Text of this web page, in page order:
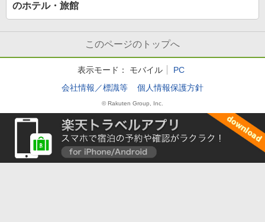
のホテル・旅館
このページのトップへ
表示モード： モバイル
PC
会社情報／標識等
個人情報保護方針
© Rakuten Group, Inc.